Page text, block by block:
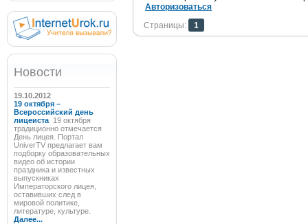
Новости
19.10.2012
19 октября –
Всероссийский день
лицеиста 19 октября
традиционно отмечается
День лицея. Портал
UniverTV предлагает вам
подборку образовательных
видео об истории
праздника и известных
выпускниках
Императорского лицея,
оставивших след в
мировой политике,
литературе, культуре.
Далее...
Авторизоваться
Страницы:
1